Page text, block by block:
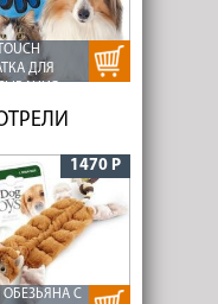
ДЛЯ
1470 Р
ОБЕЗЬЯНА С